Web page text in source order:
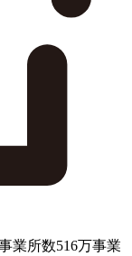
業所数516万事業